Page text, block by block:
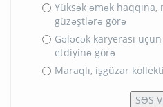
Yüksək əmək
güzəştlərə görə
Gələcək karyerası
etdiyinə görə
Maraqlı, işgüzar